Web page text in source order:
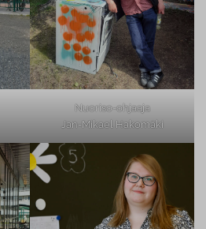
Nuoriso-ohjaaja
Jan-Mikael Hakomäki